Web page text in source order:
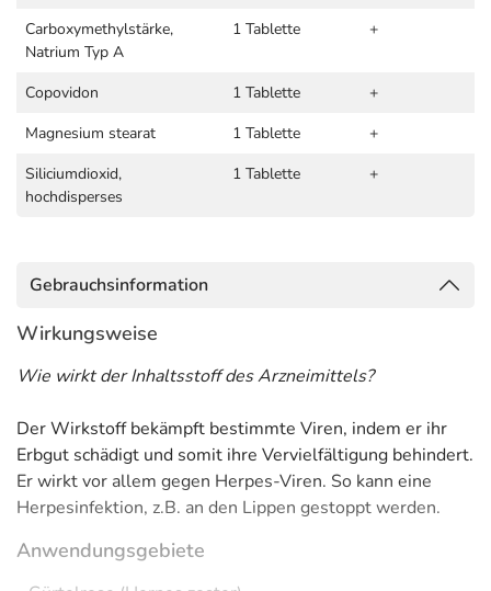
Carboxymethylstärke,
Natrium Typ A
1 Tablette +
Copovidon 1 Tablette
+
Magnesium stearat
1 Tablette
+
Siliciumdioxid,
hochdisperses
1 Tablette +
Gebrauchsinformation
Wirkungsweise
Wie wirkt der Inhaltsstoff des Arzneimittels?
Der Wirkstoff bekämpft bestimmte Viren, indem er ihr
Erbgut schädigt und somit ihre Vervielfältigung behindert.
Er wirkt vor allem gegen Herpes-Viren. So kann eine
Herpesinfektion, z.B. an den Lippen gestoppt werden.
Anwendungsgebiete